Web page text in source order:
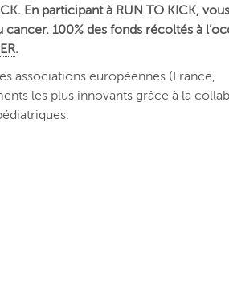
En participant à RUN TO KICK,
100% des fonds récoltés à
.
associations européennes (France,
les plus innovants grâce à la